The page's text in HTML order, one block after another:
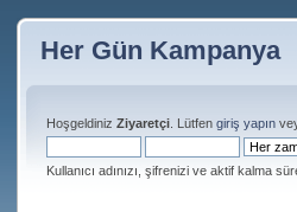
Her Gün Kampanya
Hoşgeldiniz Ziyaretçi . Lütfen giriş yapın
Kullanıcı adınızı, şifrenizi ve aktif kalma